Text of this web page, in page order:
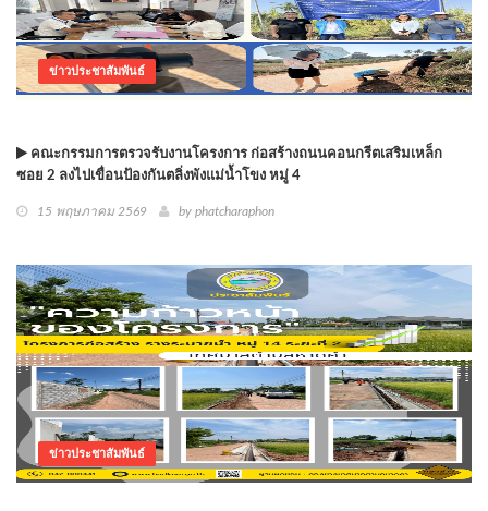
ข่าวประชาสัมพันธ์
คณะกรรมการตรวจรับงานโครงการ ก่อสร้างถนนคอนกรีตเสริมเหล็ก
ซอย 2 ลงไปเขื่อนป้องกันตลิ่งพังแม่น้ำโขง หมู่ 4
15 พฤษภาคม 2569 by phatcharaphon
ข่าวประชาสัมพันธ์